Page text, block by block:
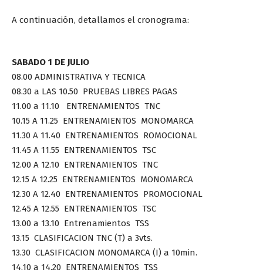
A continuación, detallamos el cronograma:
SABADO 1 DE JULIO
08.00 ADMINISTRATIVA Y TECNICA
08.30 a LAS 10.50 PRUEBAS LIBRES PAGAS
11.00 a 11.10 ENTRENAMIENTOS TNC
10.15 A 11.25 ENTRENAMIENTOS MONOMARCA
11.30 A 11.40 ENTRENAMIENTOS ROMOCIONAL
11.45 A 11.55 ENTRENAMIENTOS TSC
12.00 A 12.10 ENTRENAMIENTOS TNC
12.15 A 12.25 ENTRENAMIENTOS MONOMARCA
12.30 A 12.40 ENTRENAMIENTOS PROMOCIONAL
12.45 A 12.55 ENTRENAMIENTOS TSC
13.00 a 13.10 Entrenamientos TSS
13.15 CLASIFICACION TNC (T) a 3vts.
13.30 CLASIFICACION MONOMARCA (I) a 10min.
14.10 a 14.20 ENTRENAMIENTOS TSS